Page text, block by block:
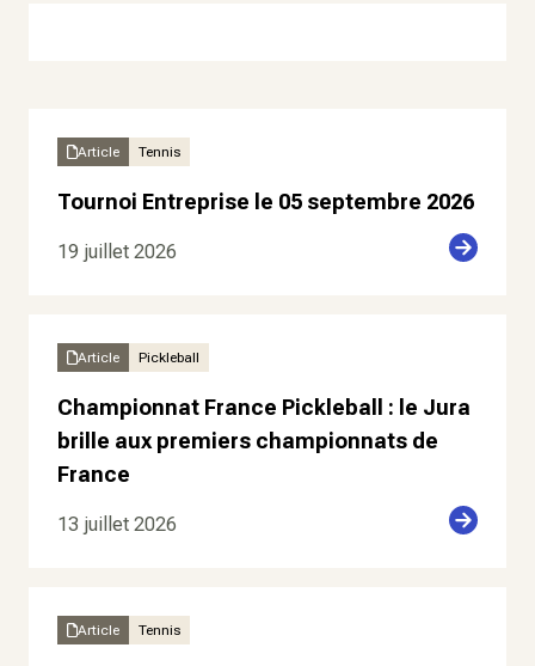
Article Tennis
Tournoi Entreprise le 05 septembre 2026
19 juillet 2026
Article Pickleball
Championnat France Pickleball : le Jura
brille aux premiers championnats de
France
13 juillet 2026
Article Tennis